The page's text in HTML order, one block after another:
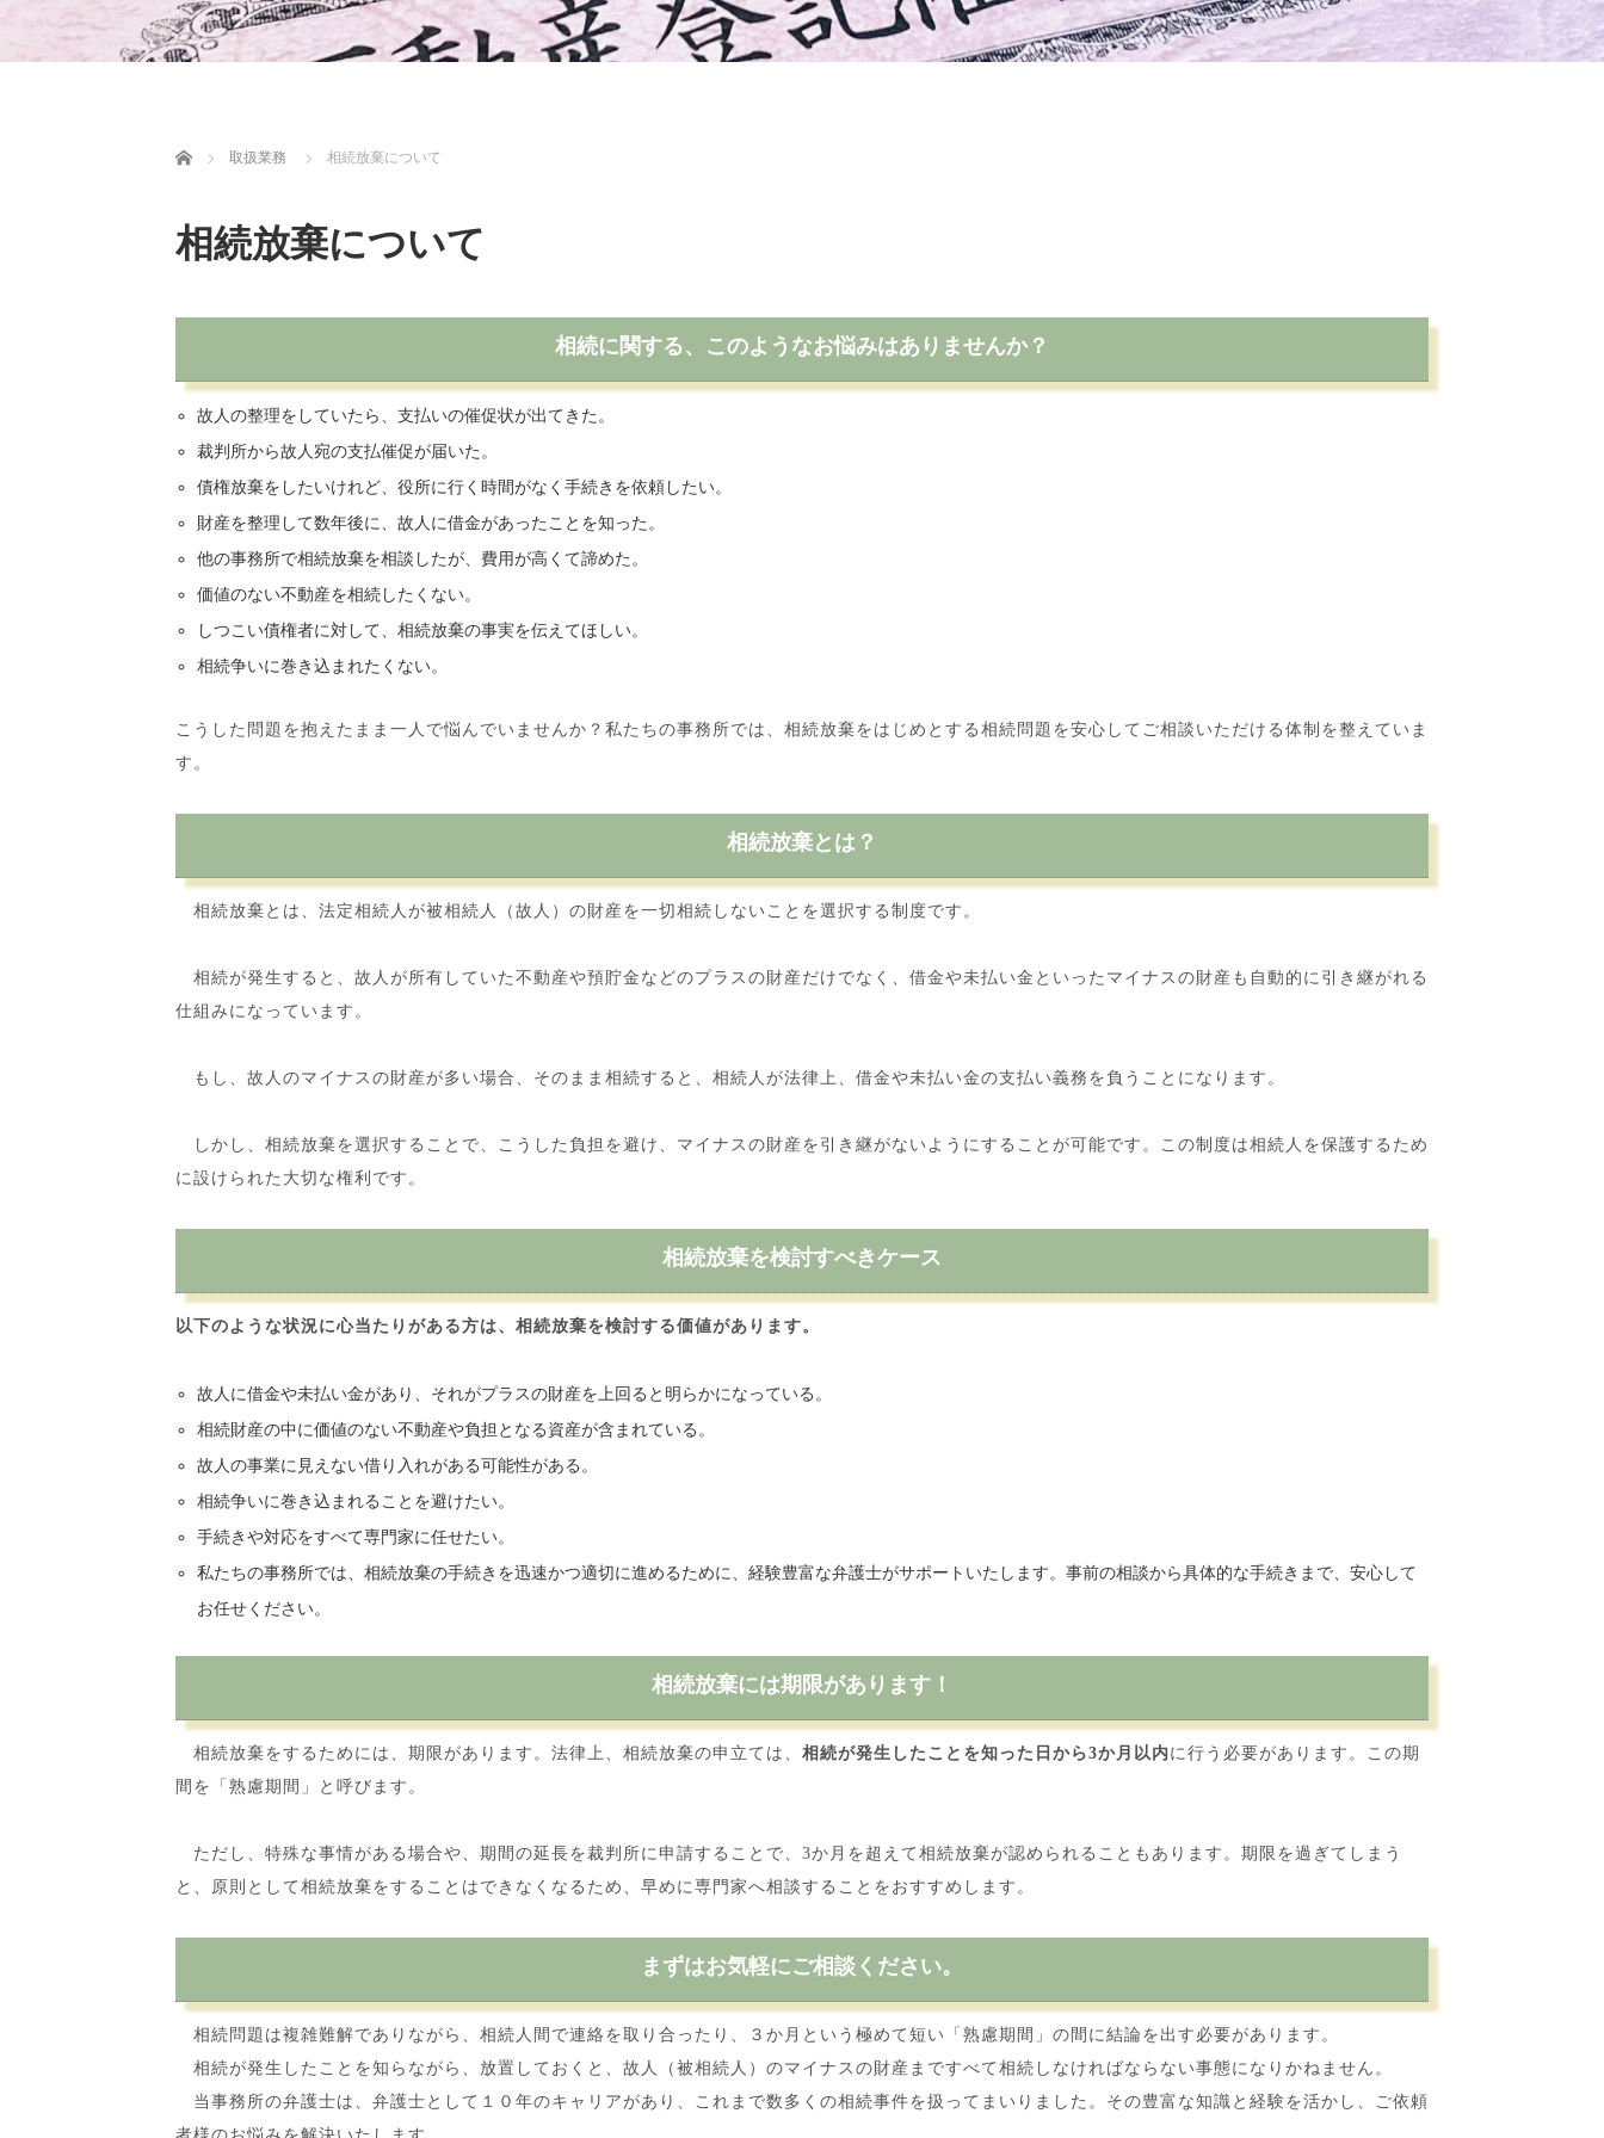
ホーム 取扱業務 相続放棄について
相続放棄について
相続に関する、このようなお悩みはありませんか？
故人の整理をしていたら、支払いの催促状が出てきた。
裁判所から故人宛の支払催促が届いた。
債権放棄をしたいけれど、役所に行く時間がなく手続きを依頼したい。
財産を整理して数年後に、故人に借金があったことを知った。
他の事務所で相続放棄を相談したが、費用が高くて諦めた。
価値のない不動産を相続したくない。
しつこい債権者に対して、相続放棄の事実を伝えてほしい。
相続争いに巻き込まれたくない。
こうした問題を抱えたまま一人で悩んでいませんか？私たちの事務所では、相続放棄をはじめとする相続問題を安心してご相談いただける体制を整えていま
す。
相続放棄とは？
相続放棄とは、法定相続人が被相続人（故人）の財産を一切相続しないことを選択する制度です。
相続が発生すると、故人が所有していた不動産や預貯金などのプラスの財産だけでなく、借金や未払い金といったマイナスの財産も自動的に引き継がれる
仕組みになっています。
もし、故人のマイナスの財産が多い場合、そのまま相続すると、相続人が法律上、借金や未払い金の支払い義務を負うことになります。
しかし、相続放棄を選択することで、こうした負担を避け、マイナスの財産を引き継がないようにすることが可能です。この制度は相続人を保護するため
に設けられた大切な権利です。
相続放棄を検討すべきケース
以下のような状況に心当たりがある方は、相続放棄を検討する価値があります。
故人に借金や未払い金があり、それがプラスの財産を上回ると明らかになっている。
相続財産の中に価値のない不動産や負担となる資産が含まれている。
故人の事業に見えない借り入れがある可能性がある。
相続争いに巻き込まれることを避けたい。
手続きや対応をすべて専門家に任せたい。
私たちの事務所では、相続放棄の手続きを迅速かつ適切に進めるために、経験豊富な弁護士がサポートいたします。事前の相談から具体的な手続きまで、安心して
お任せください。
相続放棄には期限があります！
相続放棄をするためには、期限があります。法律上、相続放棄の申立ては、 相続が発生したことを知った日から3か月以内 に行う必要があります。この期
間を「熟慮期間」と呼びます。
ただし、特殊な事情がある場合や、期間の延長を裁判所に申請することで、3か月を超えて相続放棄が認められることもあります。期限を過ぎてしまう
と、原則として相続放棄をすることはできなくなるため、早めに専門家へ相談することをおすすめします。
まずはお気軽にご相談ください。
相続問題は複雑難解でありながら、相続人間で連絡を取り合ったり、３か月という極めて短い「熟慮期間」の間に結論を出す必要があります。
相続が発生したことを知らながら、放置しておくと、故人（被相続人）のマイナスの財産まですべて相続しなければならない事態になりかねません。
当事務所の弁護士は、弁護士として１０年のキャリアがあり、これまで数多くの相続事件を扱ってまいりました。その豊富な知識と経験を活かし、ご依頼